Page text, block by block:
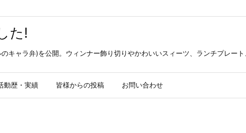
た!
キャラ弁)を公開。ウィンナー飾り切りやかわいいスィーツ、ランチプレー
動歴・実績 皆様からの投稿 お問い合わせ